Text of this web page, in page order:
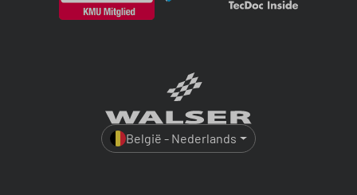
België - Nederlands